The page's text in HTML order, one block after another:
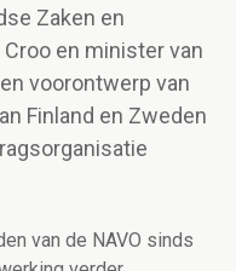
Zaken en
en minister van
voorontwerp van
Finland en Zweden
van de NAVO sinds